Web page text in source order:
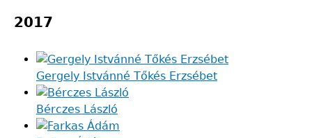
2017
Gergely Istvánné Tőkés Erzsébet
Bérczes László